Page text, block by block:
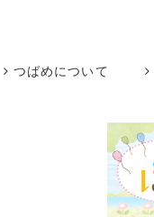
つばめについて